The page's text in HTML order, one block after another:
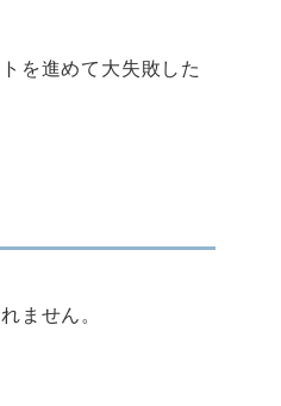
を進めて大失敗した
ません。